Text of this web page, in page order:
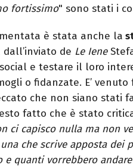
fortissimo" sono stati i
è stata anche la
de Le Iene
e testare il loro
o fidanzate. E’
che non siano
fatto che è stato
ci capisco nulla ma non
che scrive apposta dei
e quanti vorrebbero